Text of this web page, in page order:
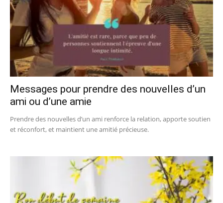
Messages pour prendre des nouvelles d’un
ami ou d’une amie
Prendre des nouvelles d’un ami renforce la relation, apporte soutien
et réconfort, et maintient une amitié précieuse.